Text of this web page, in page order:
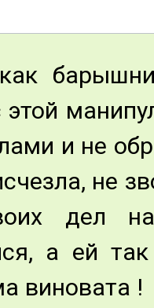
и не
не
дел
а ей
виновата !